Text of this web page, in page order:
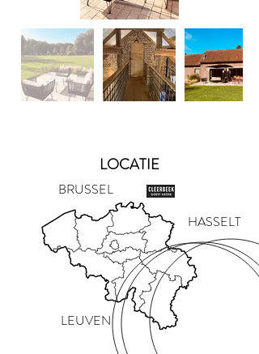
LOCATIE
LEUVEN
BRUSSEL
HASSELT